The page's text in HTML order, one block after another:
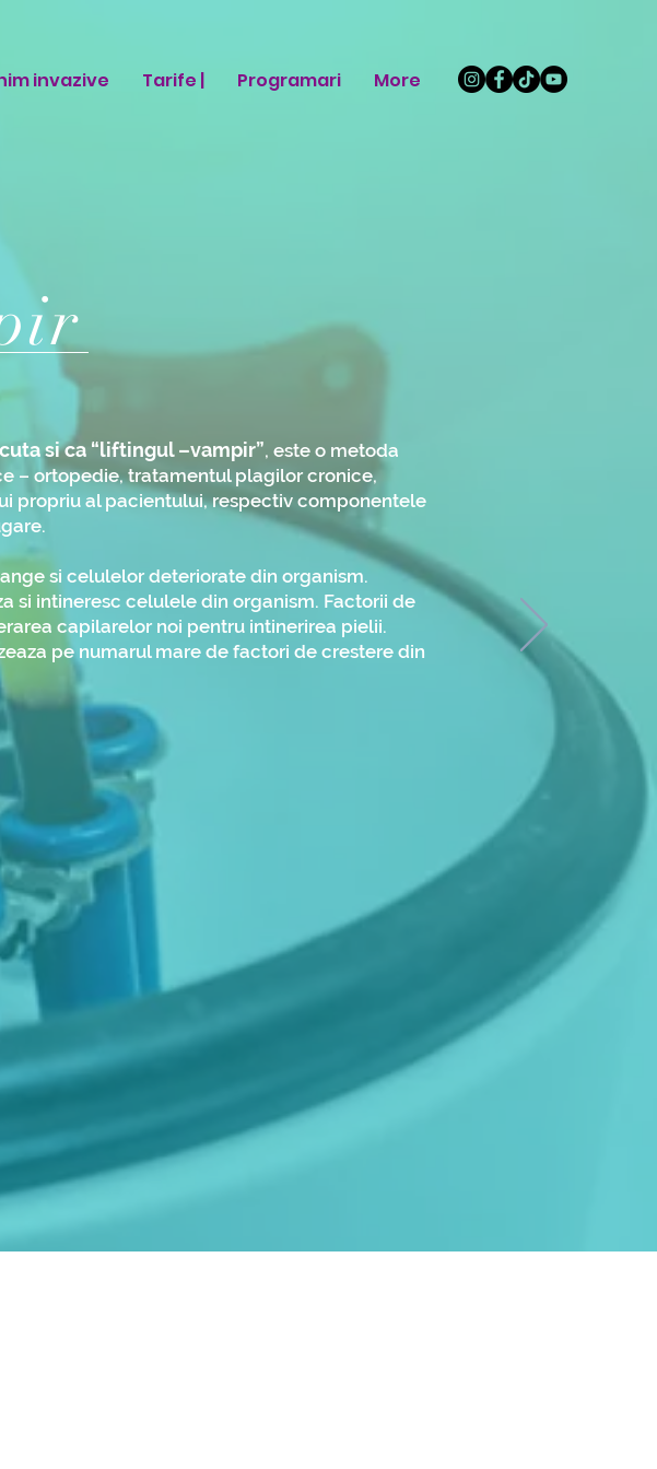
invazive Tarife | Programari More
si ca “liftingul –vampir”, este o metoda
– ortopedie, tratamentul plagilor cronice,
propriu al pacientului, respectiv componentele
si celulelor deteriorate din organism.
si intineresc celulele din organism. Factorii de
capilarelor noi pentru intinerirea pielii.
pe numarul mare de factori de crestere din